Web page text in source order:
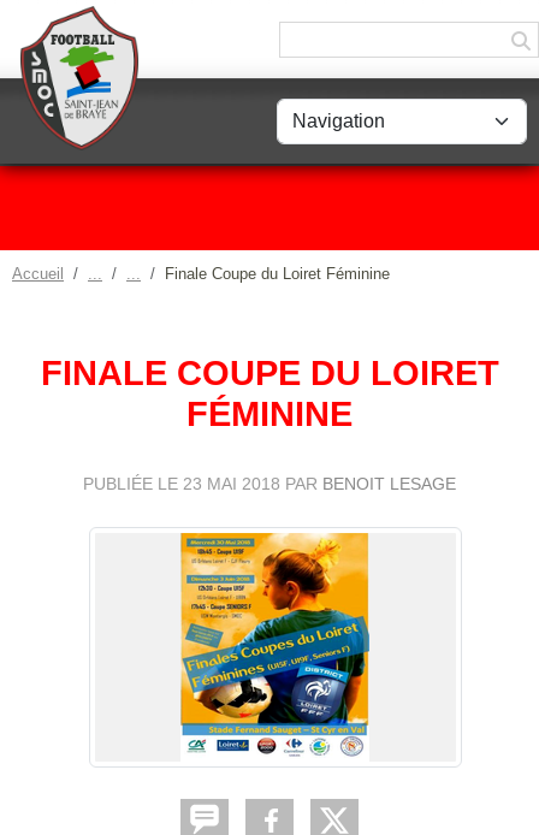
Accueil Finale Coupe du Loiret Féminine
FINALE COUPE DU LOIRET
FÉMININE
PUBLIÉE LE 23 MAI 2018 PAR BENOIT LESAGE
Panneau de gestion des cookies